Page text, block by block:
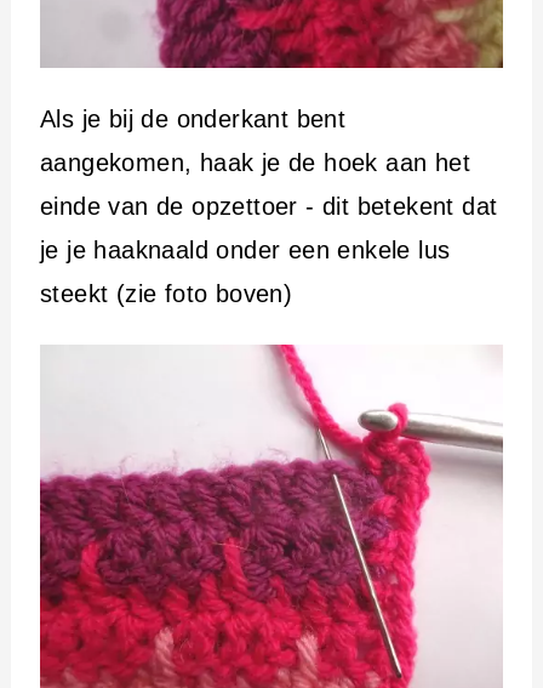
Als je bij de onderkant bent
aangekomen, haak je de hoek aan het
einde van de opzettoer - dit betekent dat
je je haaknaald onder een enkele lus
steekt (zie foto boven)